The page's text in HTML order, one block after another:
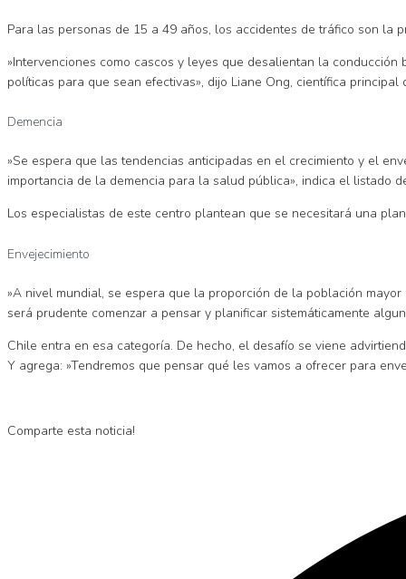
Para las personas de 15 a 49 años, los accidentes de tráfico son la
»Intervenciones como cascos y leyes que desalientan la
políticas para que sean efectivas», dijo Liane Ong, científica
Demencia
»Se espera que las tendencias anticipadas en el crecimiento y el
importancia de la demencia para la salud pública», indica el listado
Los especialistas de este centro plantean que se necesitará una
Envejecimiento
»A nivel mundial, se espera que la proporción de la población
será prudente comenzar a pensar y planificar sistemáticamente
Chile entra en esa categoría. De hecho, el desafío se viene
Y agrega: »Tendremos que pensar qué les vamos a ofrecer para
Comparte esta noticia!